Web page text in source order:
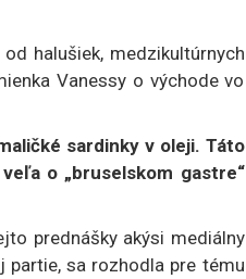
halušiek, medzikultúrnych
Vanessy o východe vo
sardinky v oleji. Táto
o „bruselskom gastre“
prednášky akýsi mediálny
partie, sa rozhodla pre tému